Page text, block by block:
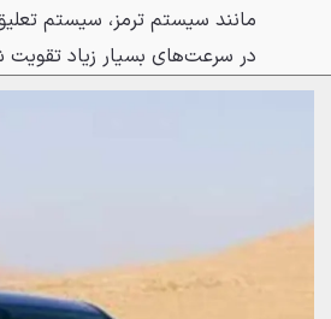
مانند سیستم ترمز، سیستم
در سرعت‌های بسیار زیاد تقویت